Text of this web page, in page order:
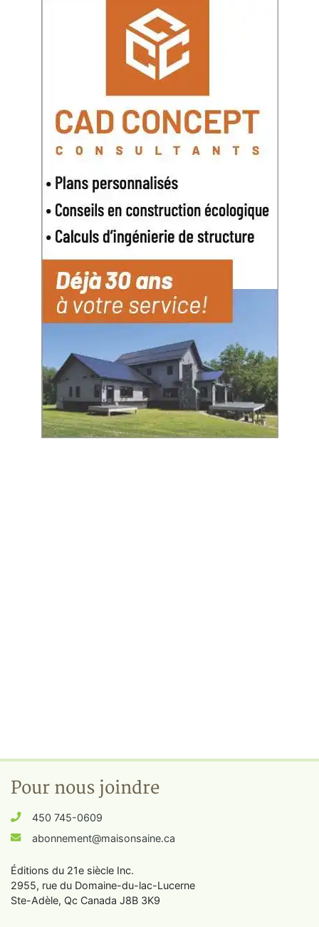
Pour nous joindre
450 745-0609
abonnement@maisonsaine.ca
Éditions du 21e siècle Inc.
2955, rue du Domaine-du-lac-Lucerne
Ste-Adèle, Qc Canada J8B 3K9